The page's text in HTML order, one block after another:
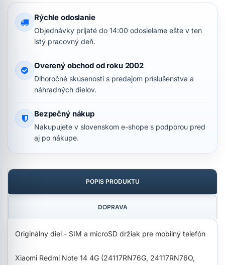
Rýchle odoslanie
Objednávky prijaté do 14:00 odosielame ešte v ten
istý pracovný deň.
Overený obchod od roku 2002
Dlhoročné skúsenosti s predajom príslušenstva a
náhradných dielov.
Bezpečný nákup
Nakupujete v slovenskom e-shope s podporou pred
aj po nákupe.
POPIS PRODUKTU
DOPRAVA
Originálny diel - SIM a microSD držiak pre mobilný telefón
Xiaomi Redmi Note 14 4G (24117RN76G, 24117RN76O,